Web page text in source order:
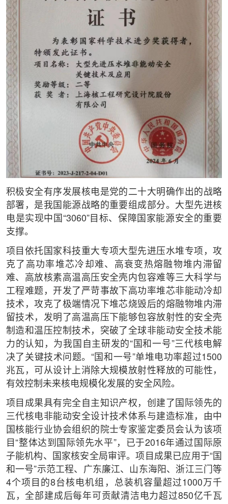
积极安全有序发展核电是党的二十大明确作出的战略
部署，是我国能源战略的重要组成部分。大型先进核
电是实现中国“3060”目标、保障国家能源安全的重要
支撑。
项目依托国家科技重大专项大型先进压水堆专项，攻
克了高功率堆芯冷却难、高衰变热熔融物堆内滞留
难、高放核素高温高压安全壳内包容难等三大科学与
工程难题，开发了严苛事故下高功率堆芯非能动冷却
技术，攻克了极端情况下堆芯烧毁后的熔融物堆内滞
留技术，发明了高温高压下能够包容放射性的安全壳
制造和温压控制技术，突破了全球非能动安全技术能
力的认知，为我国自主研发的“国和一号”三代核电解
决了关键技术问题。“国和一号”单堆电功率超过1500
兆瓦，可从设计上消除大规模放射性释放的可能性，
有效控制未来核电规模化发展的安全风险。
项目成果具有完全自主知识产权，创建了国际领先的
三代核电非能动安全设计技术体系与建造标准，由中
国核能行业协会组织的院士专家鉴定委员会认为该项
目“整体达到国际领先水平”，已于2016年通过国际原
子能机构、国家核安全局审评。项目成果已应用于“国
和一号”示范工程、广东廉江、山东海阳、浙江三门等
4个项目的8台核电机组，总装机容量超过1000万千
瓦，全部建成后每年可贡献清洁电力超过850亿千瓦